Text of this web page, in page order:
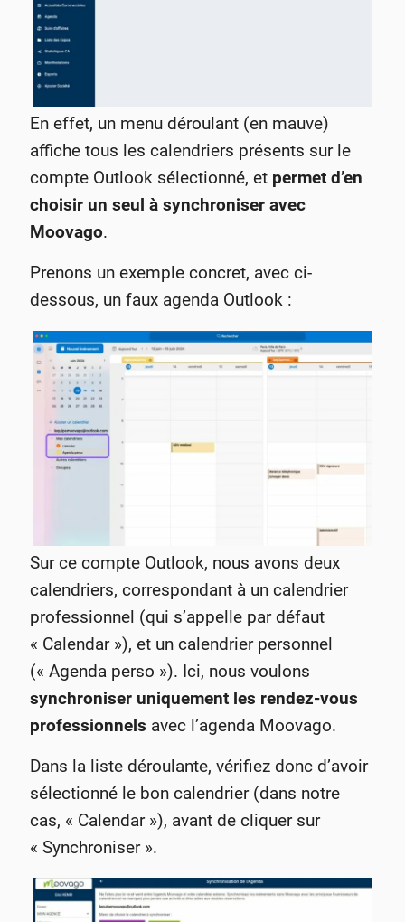
En effet, un menu déroulant (en mauve)
affiche tous les calendriers présents sur le
compte Outlook sélectionné, et permet d’en
choisir un seul à synchroniser avec
Moovago.
Prenons un exemple concret, avec ci-
dessous, un faux agenda Outlook :
Sur ce compte Outlook, nous avons deux
calendriers, correspondant à un calendrier
professionnel (qui s’appelle par défaut
« Calendar »), et un calendrier personnel
(« Agenda perso »). Ici, nous voulons
synchroniser uniquement les rendez-vous
professionnels avec l’agenda Moovago.
Dans la liste déroulante, vérifiez donc d’avoir
sélectionné le bon calendrier (dans notre
cas, « Calendar »), avant de cliquer sur
« Synchroniser ».